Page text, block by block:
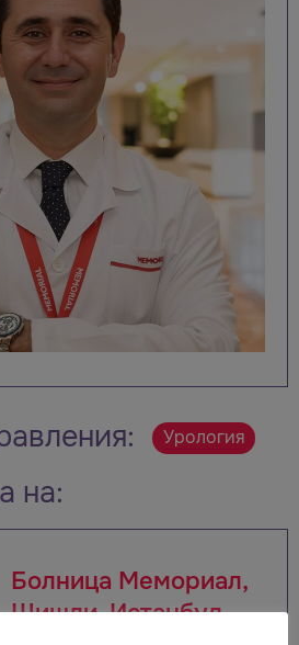
Урология
на:
Болница Мемориал,
Шишли, Истанбул